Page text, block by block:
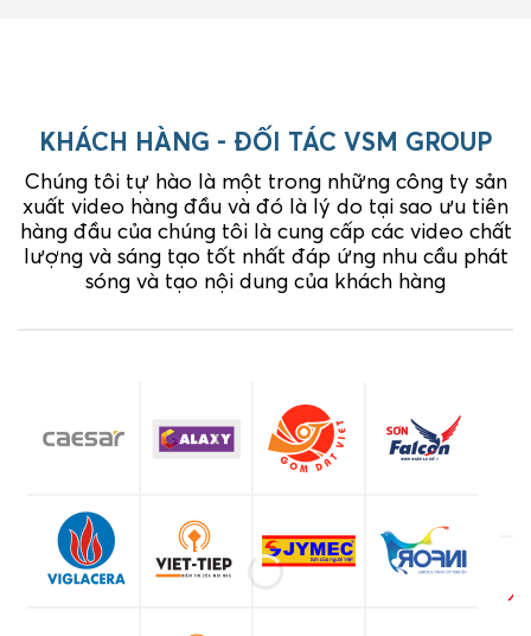
KHÁCH HÀNG - ĐỐI TÁC VSM GROUP
Chúng tôi tự hào là một trong những công ty sản
xuất video hàng đầu và đó là lý do tại sao ưu tiên
hàng đầu của chúng tôi là cung cấp các video chất
lượng và sáng tạo tốt nhất đáp ứng nhu cầu phát
sóng và tạo nội dung của khách hàng